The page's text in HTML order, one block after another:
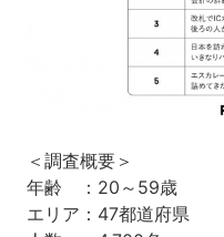
＜調査概要＞
年齢 ：20～59歳
エリア：47都道府県